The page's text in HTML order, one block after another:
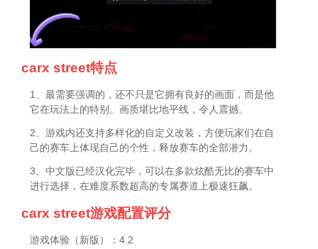
carx street特点
1、最需要强调的，还不只是它拥有良好的画面，而是他
它在玩法上的特别。画质堪比地平线，令人震撼。
2、游戏内还支持多样化的自定义改装，方便玩家们在自
己的赛车上体现自己的个性，释放赛车的全部潜力。
3、中文版已经汉化完毕，可以在多款炫酷无比的赛车中
进行选择，在难度系数超高的专属赛道上极速狂飙。
carx street游戏配置评分
游戏体验（新版）：4.2